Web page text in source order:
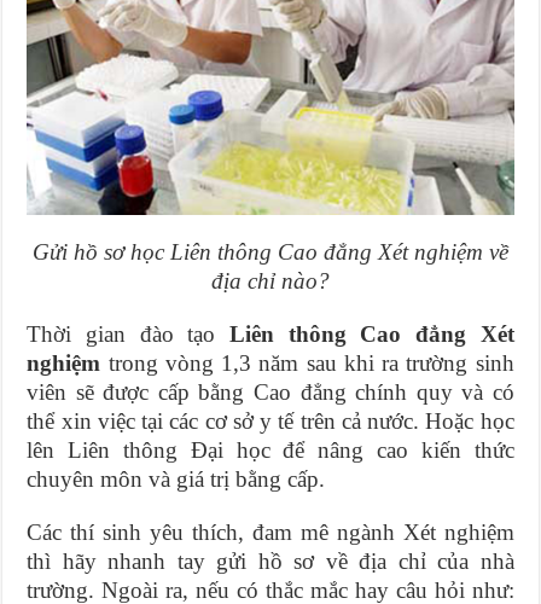
Gửi hồ sơ học Liên thông Cao đẳng Xét nghiệm về
địa chỉ nào?
Thời gian đào tạo Liên thông Cao đẳng Xét
nghiệm trong vòng 1,3 năm sau khi ra trường sinh
viên sẽ được cấp bằng Cao đẳng chính quy và có
thể xin việc tại các cơ sở y tế trên cả nước. Hoặc học
lên Liên thông Đại học để nâng cao kiến thức
chuyên môn và giá trị bằng cấp.
Các thí sinh yêu thích, đam mê ngành Xét nghiệm
thì hãy nhanh tay gửi hồ sơ về địa chỉ của nhà
trường. Ngoài ra, nếu có thắc mắc hay câu hỏi như: